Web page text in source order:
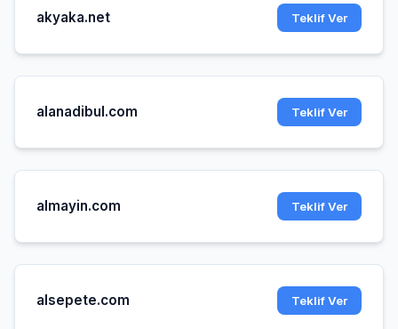
akyaka.net Teklif Ver
alanadibul.com Teklif Ver
almayin.com Teklif Ver
alsepete.com Teklif Ver